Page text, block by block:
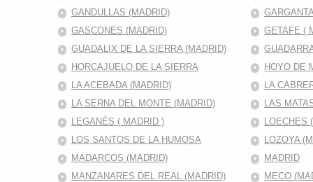
GANDULLAS (MADRID)
GASCONES (MADRID)
GETAFE (
GUADALIX DE LA SIERRA (MADRID)
HORCAJUELO DE LA SIERRA
HOYO DE
LA ACEBADA (MADRID)
LA
LA SERNA DEL MONTE (MADRID)
LAS
LEGANÉS ( MADRID )
LOECHES
LOS SANTOS DE LA HUMOSA
LOZOYA
MADARCOS (MADRID)
MADRID
MANZANARES DEL REAL (MADRID)
MECO